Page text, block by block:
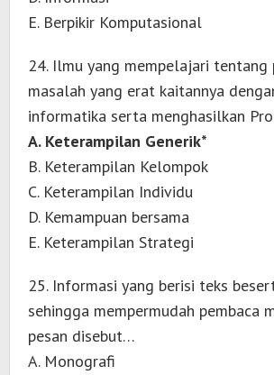
E. Berpikir Komputasional
24. Ilmu yang mempelajari tentang
masalah yang erat kaitannya
informatika serta menghasilkan
A. Keterampilan Generik*
B. Keterampilan Kelompok
C. Keterampilan Individu
D. Kemampuan bersama
E. Keterampilan Strategi
25. Informasi yang berisi teks
sehingga mempermudah pembaca
pesan disebut…
A. Monografi